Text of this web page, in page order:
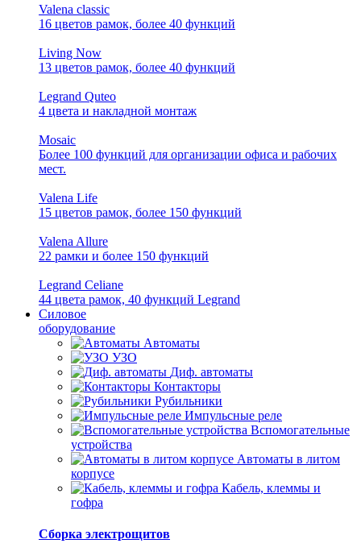
Valena classic
16 цветов рамок, более 40 функций
Living Now
13 цветов рамок, более 40 функций
Legrand Quteo
4 цвета и накладной монтаж
Mosaic
Более 100 функций для организации офиса и рабочих
мест.
Valena Life
15 цветов рамок, более 150 функций
Valena Allure
22 рамки и более 150 функций
Legrand Celiane
44 цвета рамок, 40 функций Legrand
Силовое
оборудование
Автоматы
УЗО
Диф. автоматы
Контакторы
Рубильники
Импульсные реле
Вспомогательные
устройства
Автоматы в литом
корпусе
Кабель, клеммы и
гофра
Сборка электрощитов